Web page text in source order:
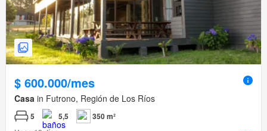
$ 600.000/mes
Casa in Futrono, Región de Los Ríos
5 5,5
350 m²